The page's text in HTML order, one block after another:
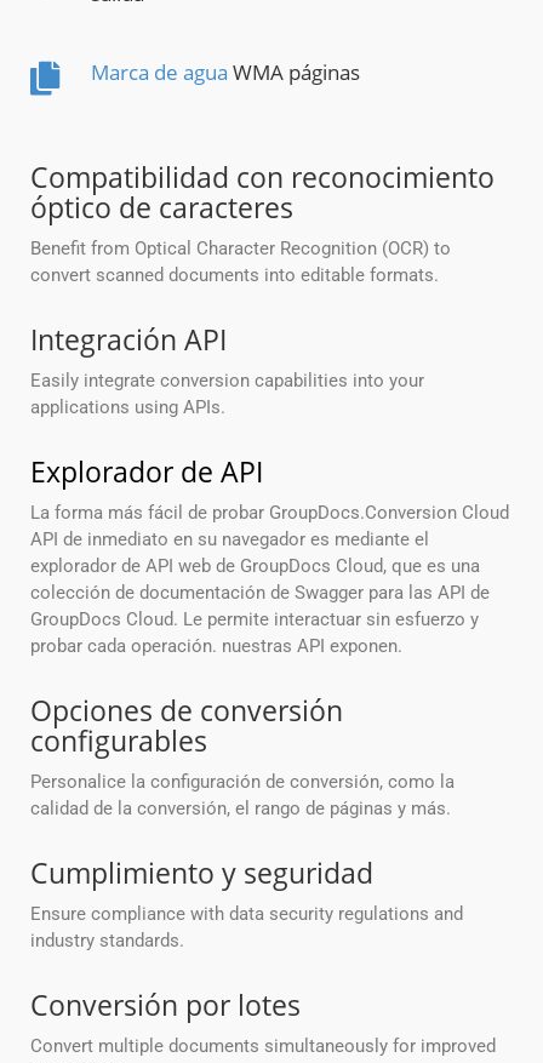
Marca de agua WMA páginas
Compatibilidad con reconocimiento
óptico de caracteres
Benefit from Optical Character Recognition (OCR) to
convert scanned documents into editable formats.
Integración API
Easily integrate conversion capabilities into your
applications using APIs.
Explorador de API
La forma más fácil de probar GroupDocs.Conversion Cloud
API de inmediato en su navegador es mediante el
explorador de API web de GroupDocs Cloud, que es una
colección de documentación de Swagger para las API de
GroupDocs Cloud. Le permite interactuar sin esfuerzo y
probar cada operación. nuestras API exponen.
Opciones de conversión
configurables
Personalice la configuración de conversión, como la
calidad de la conversión, el rango de páginas y más.
Cumplimiento y seguridad
Ensure compliance with data security regulations and
industry standards.
Conversión por lotes
Convert multiple documents simultaneously for improved